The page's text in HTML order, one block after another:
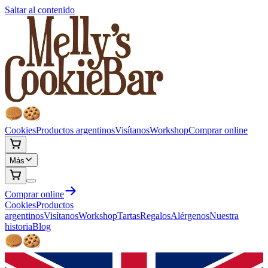
Saltar al contenido
CookiesProductos argentinosVisítanosWorkshopComprar online
Más
Comprar online
CookiesProductos
argentinosVisítanosWorkshopTartasRegalosAlérgenosNuestra
historiaBlog